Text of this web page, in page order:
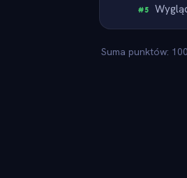
#5
Suma punktów: